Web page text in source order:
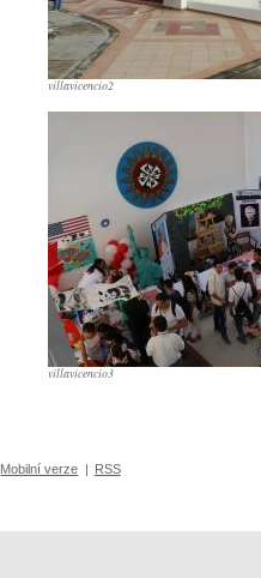
villavicencio2
villavicencio3
Mobilní verze | RSS